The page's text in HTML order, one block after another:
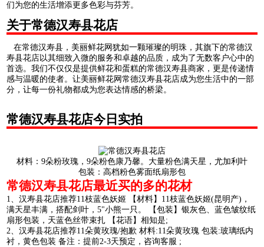
们为您的生活增添更多色彩与芬芳。
关于常德汉寿县花店
在常德汉寿县，美丽鲜花网犹如一颗璀璨的明珠，其旗下的常德汉
寿县花店以其细致入微的服务和卓越的品质，成为了无数客户心中的
首选。我们不仅仅是提供鲜花和蛋糕的常德汉寿县商家，更是传递情
感与温暖的使者。让美丽鲜花网常德汉寿县花店成为您生活中的一部
分，让每一份礼物都成为您表达情感的桥梁。
常德汉寿县花店今日实拍
材料：9朵粉玫瑰，9朵粉色康乃馨。大量粉色满天星，尤加利叶
包装：高档粉色雾面纸扇形包
常德汉寿县花店最近买的多的花材
1、汉寿县花店推荐11枝蓝色妖姬 【材料】11枝蓝色妖姬(昆明产)，
满天星丰满，搭配剑叶，5"小熊一只。 【包装】银灰色、蓝色皱纹纸
扇形包装，天蓝色丝带束扎 【花语】相知是;
2、汉寿县花店推荐11朵黄玫瑰/抱歉 材料:11朵黄玫瑰 包装:玻璃纸内
衬，黄色包装 备注：提前2-3天预定，咨询客服 ;